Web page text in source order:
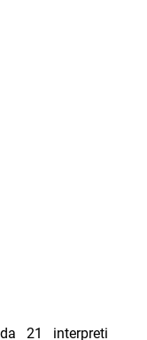
21 interpreti